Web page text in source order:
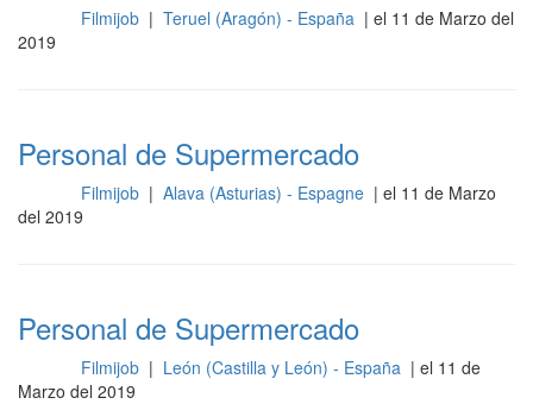
Filmijob | Teruel (Aragón) - España | el 11 de Marzo del
2019
Personal de Supermercado
Filmijob | Alava (Asturias) - Espagne | el 11 de Marzo
del 2019
Personal de Supermercado
Filmijob | León (Castilla y León) - España | el 11 de
Marzo del 2019